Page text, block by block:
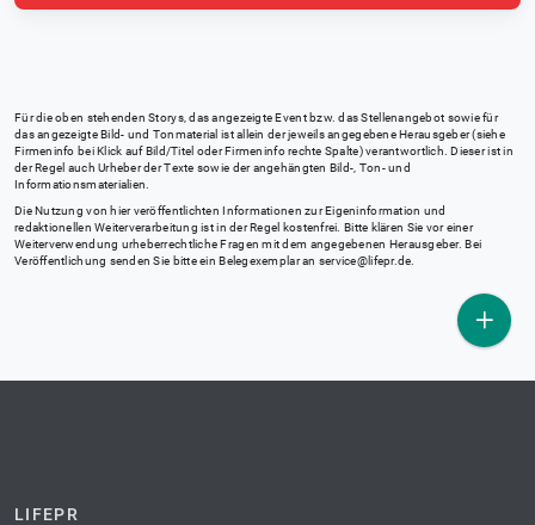
Für die oben stehenden Storys, das angezeigte Event bzw. das Stellenangebot sowie für
das angezeigte Bild- und Tonmaterial ist allein der jeweils angegebene Herausgeber (siehe
Firmeninfo bei Klick auf Bild/Titel oder Firmeninfo rechte Spalte) verantwortlich. Dieser ist in
der Regel auch Urheber der Texte sowie der angehängten Bild-, Ton- und
Informationsmaterialien.
Die Nutzung von hier veröffentlichten Informationen zur Eigeninformation und
redaktionellen Weiterverarbeitung ist in der Regel kostenfrei. Bitte klären Sie vor einer
Weiterverwendung urheberrechtliche Fragen mit dem angegebenen Herausgeber. Bei
Veröffentlichung senden Sie bitte ein Belegexemplar an service@lifepr.de
LIFEPR